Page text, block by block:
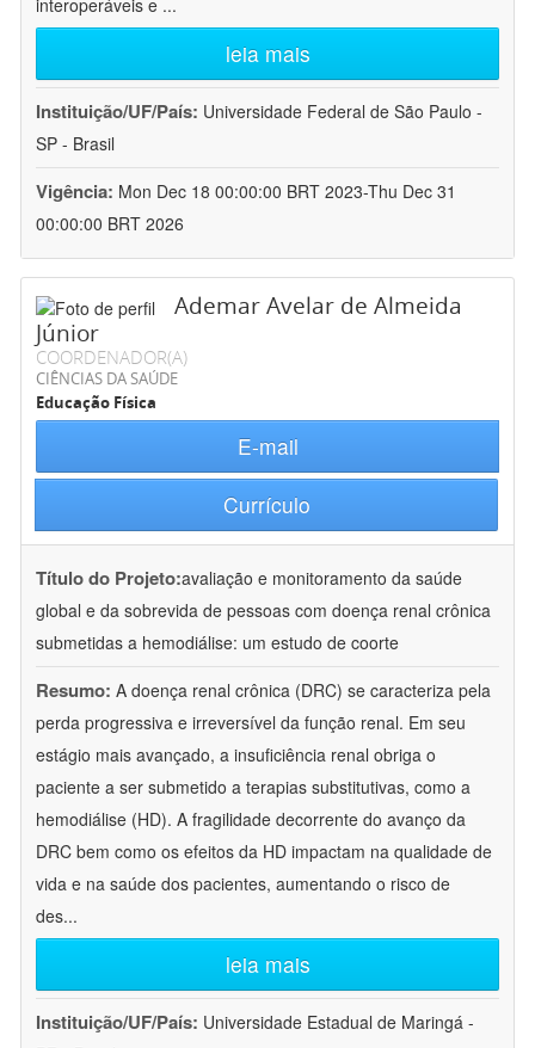
interoperáveis e ...
leia mais
Instituição/UF/País: Universidade Federal de São Paulo -
SP - Brasil
Vigência: Mon Dec 18 00:00:00 BRT 2023-Thu Dec 31
00:00:00 BRT 2026
Ademar Avelar de Almeida
Júnior
COORDENADOR(A)
CIÊNCIAS DA SAÚDE
Educação Física
E-mail
Currículo
Título do Projeto:avaliação e monitoramento da saúde
global e da sobrevida de pessoas com doença renal crônica
submetidas a hemodiálise: um estudo de coorte
Resumo: A doença renal crônica (DRC) se caracteriza pela
perda progressiva e irreversível da função renal. Em seu
estágio mais avançado, a insuficiência renal obriga o
paciente a ser submetido a terapias substitutivas, como a
hemodiálise (HD). A fragilidade decorrente do avanço da
DRC bem como os efeitos da HD impactam na qualidade de
vida e na saúde dos pacientes, aumentando o risco de
des...
leia mais
Instituição/UF/País: Universidade Estadual de Maringá -